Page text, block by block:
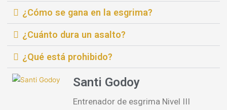
¿Cómo se gana en la esgrima?
¿Cuánto dura un asalto?
¿Qué está prohibido?
Santi Godoy
Entrenador de esgrima Nivel III